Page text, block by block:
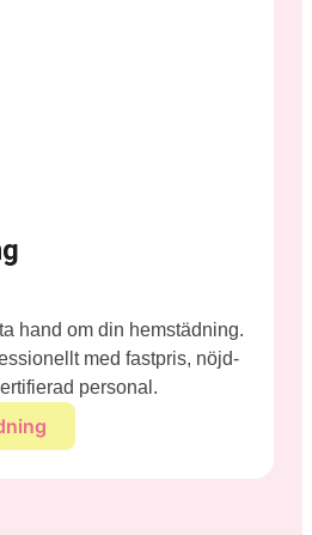
hand om din hemstädning.
med fastpris, nöjd-
personal.